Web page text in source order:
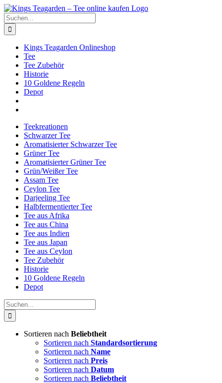
Zum
Inhalt
springen
Facebook
X
Instagram
Pinterest
Suche
nach:
Kings Teagarden Onlineshop
Tee
Tee Zubehör
Historie
10 Goldene Regeln
Depot
Teekreationen
Schwarzer Tee
Aromatisierter Schwarzer Tee
Grüner Tee
Aromatisierter Grüner Tee
Grün/Weißer Tee
Assam Tee
Ceylon Tee
Darjeeling Tee
Halbfermentierter Tee
Tee aus Afrika
Tee aus China
Tee aus Indien
Tee aus Japan
Tee aus Ceylon
Tee Zubehör
Historie
10 Goldene Regeln
Depot
Suche
nach:
Sortieren nach Beliebtheit
Sortieren nach Standardsortierung
Sortieren nach Name
Sortieren nach Preis
Sortieren nach Datum
Sortieren nach Beliebtheit